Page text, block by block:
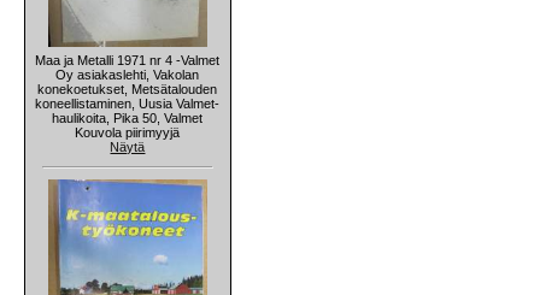
Maa ja Metalli 1971 nr 4 -Valmet
Oy asiakaslehti, Vakolan
konekoetukset, Metsätalouden
koneellistaminen, Uusia Valmet-
haulikoita, Pika 50, Valmet
Kouvola piirimyyjä
Näytä